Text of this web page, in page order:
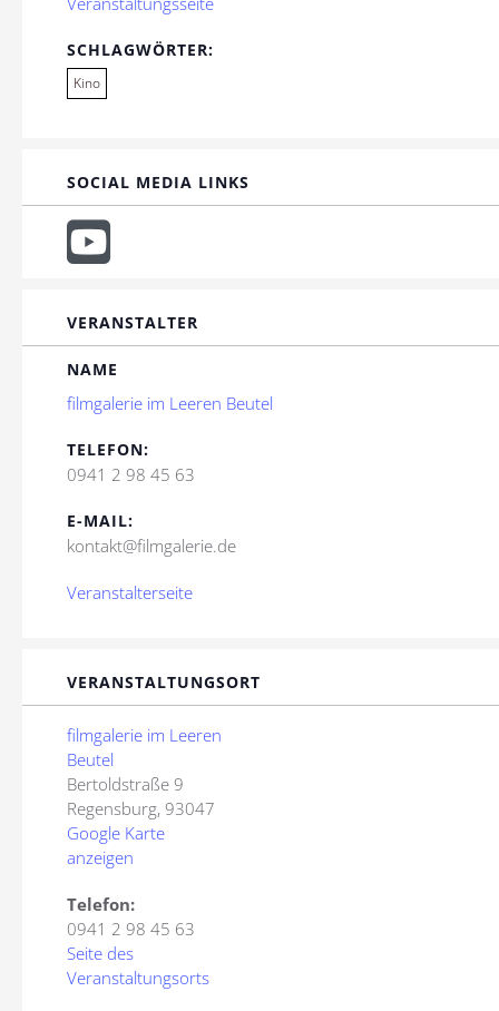
SCHLAGWÖRTER:
Kino
SOCIAL MEDIA LINKS
VERANSTALTER
NAME
filmgalerie im Leeren Beutel
TELEFON:
0941 2 98 45 63
E-MAIL:
kontakt@filmgalerie.de
Veranstalterseite
VERANSTALTUNGSORT
filmgalerie im Leeren
Beutel
Bertoldstraße 9
Regensburg, 93047
Google Karte
anzeigen
Telefon:
0941 2 98 45 63
Seite des
Veranstaltungsorts